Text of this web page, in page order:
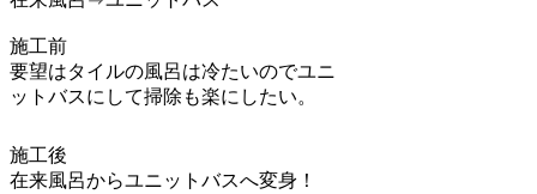
施工前
要望はタイルの風呂は冷たいのでユニ
ットバスにして掃除も楽にしたい。
施工後
在来風呂からユニットバスへ変身！